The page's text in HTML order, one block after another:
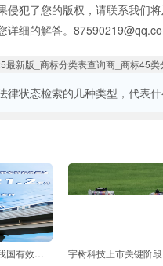
侵犯了您的版权，请联系我们
详细的解答。
律状态检索的几种类型，代表什
知识产权数据丨我国有效商标注册量达4267.2万件